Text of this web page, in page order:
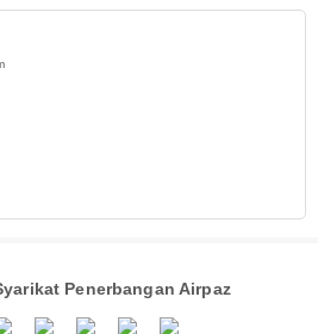
Penerbangan Airpaz